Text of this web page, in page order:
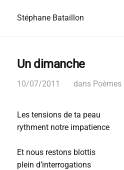
Stéphane Bataillon
Un dimanche
10/07/2011 dans Poèmes
Les tensions de ta peau
rythment notre impatience
Et nous restons blottis
plein d’interrogations